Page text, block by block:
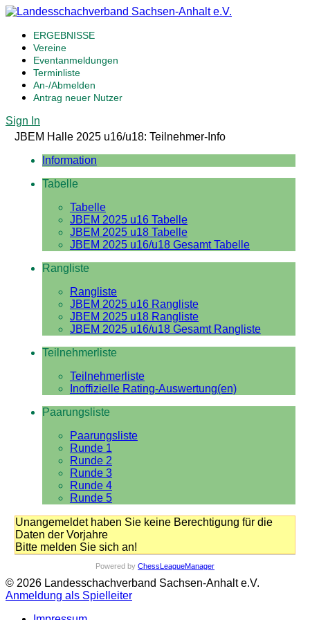
ERGEBNISSE
Vereine
Eventanmeldungen
Terminliste
An-/Abmelden
Antrag neuer Nutzer
Sign In
JBEM Halle 2025 u16/u18: Teilnehmer-Info
Information
Tabelle
Tabelle
JBEM 2025 u16 Tabelle
JBEM 2025 u18 Tabelle
JBEM 2025 u16/u18 Gesamt Tabelle
Rangliste
Rangliste
JBEM 2025 u16 Rangliste
JBEM 2025 u18 Rangliste
JBEM 2025 u16/u18 Gesamt Rangliste
Teilnehmerliste
Teilnehmerliste
Inoffizielle Rating-Auswertung(en)
Paarungsliste
Paarungsliste
Runde 1
Runde 2
Runde 3
Runde 4
Runde 5
Unangemeldet haben Sie keine Berechtigung für die
Daten der Vorjahre
Bitte melden Sie sich an!
Powered by ChessLeagueManager
© 2026 Landesschachverband Sachsen-Anhalt e.V.
Anmeldung als Spielleiter